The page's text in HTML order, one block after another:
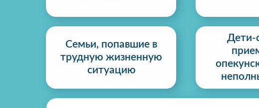
Дети-
Семьи, попавшие в
трудную жизненную
ситуацию